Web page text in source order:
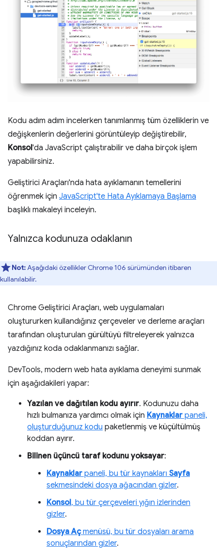
Kodu adım adım incelerken tanımlanmış tüm özelliklerin ve
değişkenlerin değerlerini görüntüleyip değiştirebilir,
Konsol'da JavaScript çalıştırabilir ve daha birçok işlem
yapabilirsiniz.
Geliştirici Araçları'nda hata ayıklamanın temellerini
öğrenmek için JavaScript'te Hata Ayıklamaya Başlama
başlıklı makaleyi inceleyin.
Yalnızca kodunuza odaklanın
Not:Aşağıdaki özellikler Chrome 106 sürümünden itibaren
kullanılabilir.
Chrome Geliştirici Araçları, web uygulamaları
oluştururken kullandığınız çerçeveler ve derleme araçları
tarafından oluşturulan gürültüyü filtreleyerek yalnızca
yazdığınız koda odaklanmanızı sağlar.
DevTools, modern web hata ayıklama deneyimi sunmak
için aşağıdakileri yapar:
Yazılan ve dağıtılan kodu ayırır. Kodunuzu daha
hızlı bulmanıza yardımcı olmak için Kaynaklar paneli,
oluşturduğunuz kodu paketlenmiş ve küçültülmüş
koddan ayırır.
Bilinen üçüncü taraf kodunu yoksayar:
Kaynaklar paneli, bu tür kaynakları Sayfa
sekmesindeki dosya ağacından gizler.
Konsol, bu tür çerçeveleri yığın izlerinden
gizler.
Dosya Açmenüsü, bu tür dosyaları arama
sonuçlarından gizler.